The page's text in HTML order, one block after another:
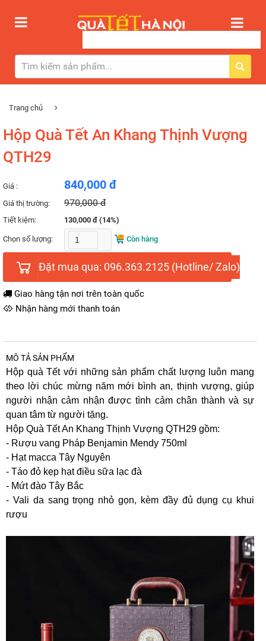
Trang chủ
Hộp Quà Tết An Khang Thịnh Vượng
QTH29
Giá : 840,000 đ
Giá thị trường: 970,000 đ
Tiết kiệm: 130,000 đ (14%)
Chọn số lượng: Còn hàng
Đặt mua qua: 096.363.2125 (Hotline/ Zalo)
Giao hàng tận nơi trên toàn quốc
Nhận hàng mới thanh toán
MÔ TẢ SẢN PHẨM
Hộp quà Tết với những sản phẩm chất lượng luôn mang
theo lời chúc mừng năm mới bình an, thịnh vượng, giúp
người nhận cảm nhận được tình cảm chân thành và sự
quan tâm từ người tặng.
Hộp Quà Tết An Khang Thịnh Vượng QTH29 gồm:
- Rượu vang Pháp Benjamin Mendy 750ml
- Hạt macca Tây Nguyên
- Táo đỏ kẹp hạt điều sữa lạc đà
- Mứt đào Tây Bắc
- Vali da sang trọng nhỏ gọn, kèm đầy đủ dụng cụ khui
rượu